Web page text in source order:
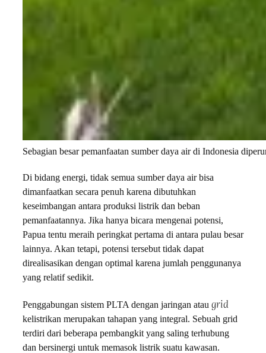
Sebagian besar pemanfaatan sumber daya air di Indonesia
Di bidang energi, tidak semua sumber daya air bisa
dimanfaatkan secara penuh karena dibutuhkan
keseimbangan antara produksi listrik dan beban
pemanfaatannya. Jika hanya bicara mengenai potensi,
Papua tentu meraih peringkat pertama di antara pulau besar
lainnya. Akan tetapi, potensi tersebut tidak dapat
direalisasikan dengan optimal karena jumlah penggunanya
yang relatif sedikit.
Penggabungan sistem PLTA dengan jaringan atau grid
kelistrikan merupakan tahapan yang integral. Sebuah grid
terdiri dari beberapa pembangkit yang saling terhubung
dan bersinergi untuk memasok listrik suatu kawasan.